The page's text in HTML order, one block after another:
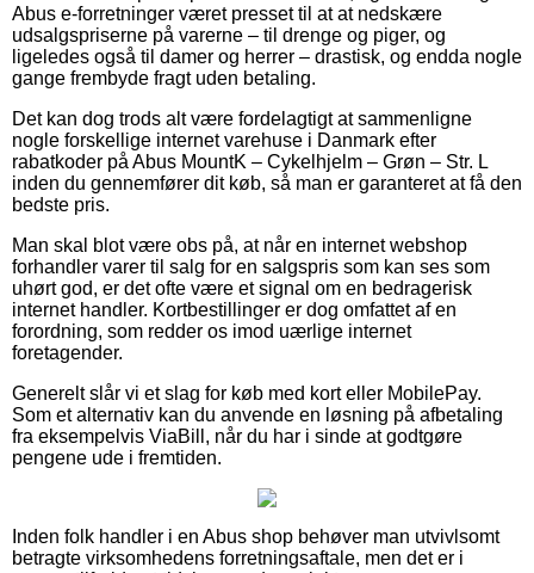
Abus e-forretninger været presset til at at nedskære
udsalgspriserne på varerne – til drenge og piger, og
ligeledes også til damer og herrer – drastisk, og endda nogle
gange frembyde fragt uden betaling.
Det kan dog trods alt være fordelagtigt at sammenligne
nogle forskellige internet varehuse i Danmark efter
rabatkoder på Abus MountK – Cykelhjelm – Grøn – Str. L
inden du gennemfører dit køb, så man er garanteret at få den
bedste pris.
Man skal blot være obs på, at når en internet webshop
forhandler varer til salg for en salgspris som kan ses som
uhørt god, er det ofte være et signal om en bedragerisk
internet handler. Kortbestillinger er dog omfattet af en
forordning, som redder os imod uærlige internet
foretagender.
Generelt slår vi et slag for køb med kort eller MobilePay.
Som et alternativ kan du anvende en løsning på afbetaling
fra eksempelvis ViaBill, når du har i sinde at godtgøre
pengene ude i fremtiden.
Inden folk handler i en Abus shop behøver man utvivlsomt
betragte virksomhedens forretningsaftale, men det er i